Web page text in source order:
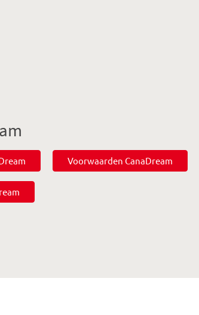
Voorwaarden CanaDream